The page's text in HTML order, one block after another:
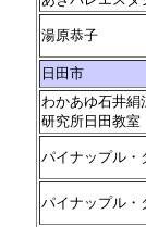
湯原恭子
日田市
わかあゆ石井絹
研究所日田教室
パイナップル・
パイナップル・